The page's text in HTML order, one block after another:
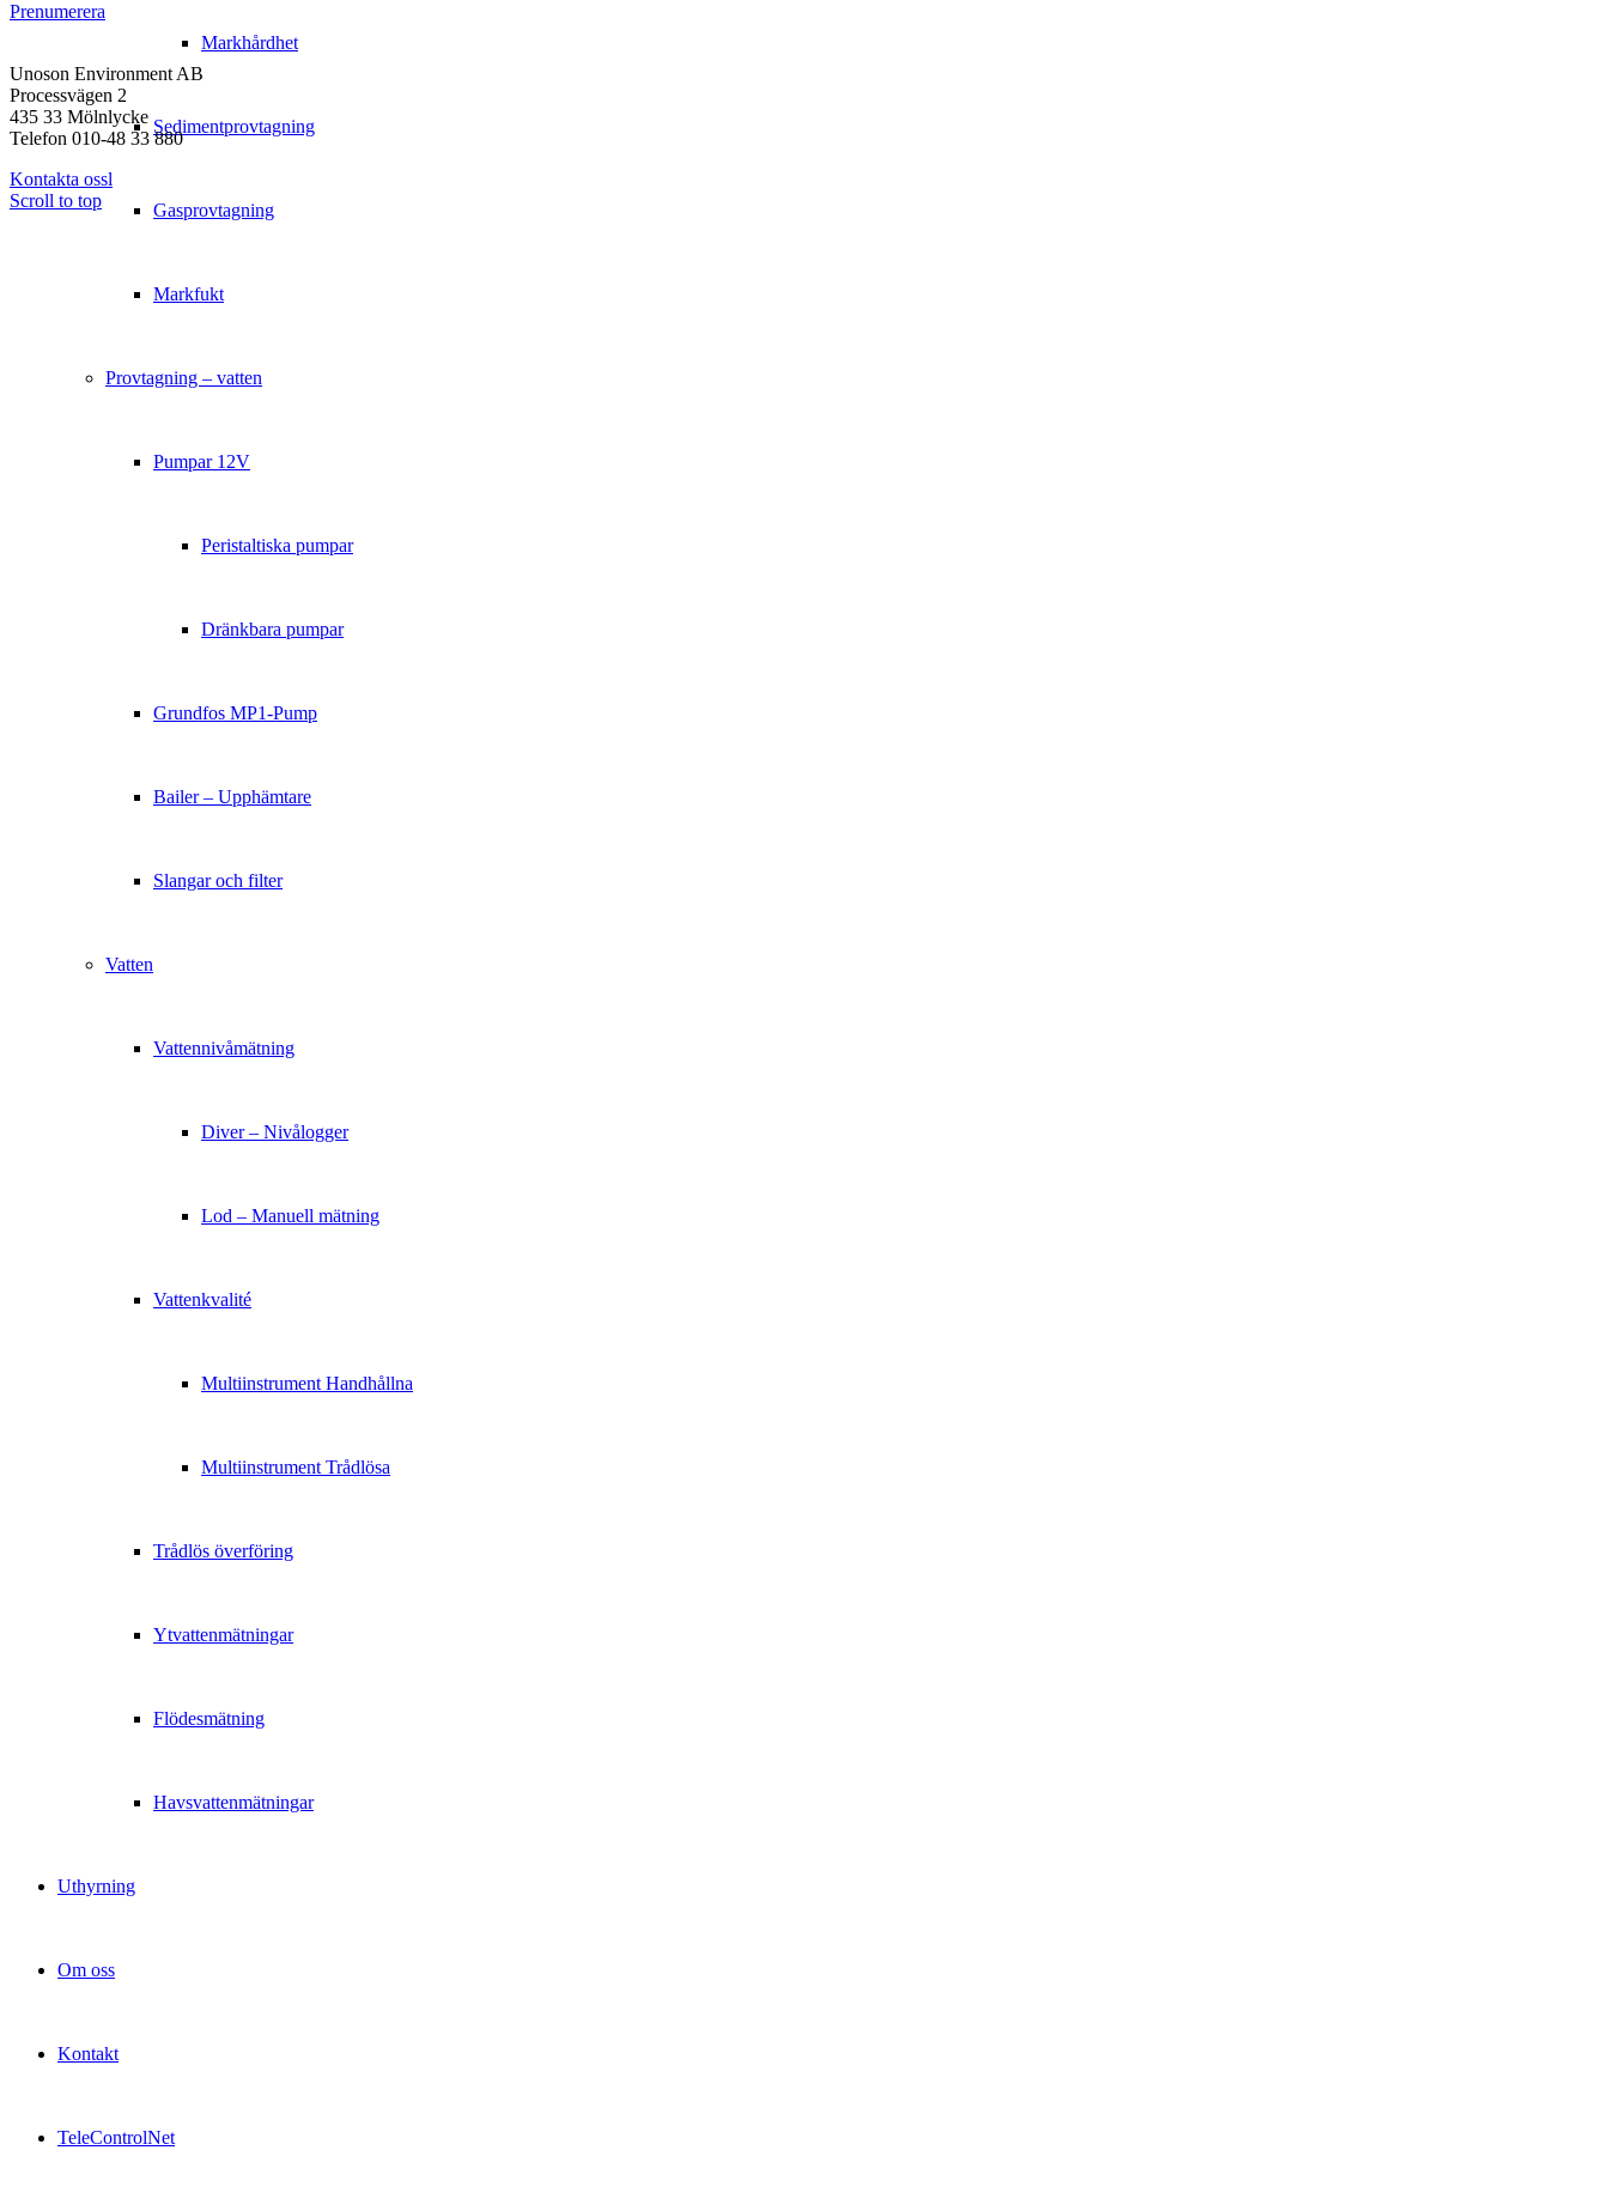
Markhårdhet
Sedimentprovtagning
Gasprovtagning
Markfukt
Provtagning – vatten
Pumpar 12V
Peristaltiska pumpar
Dränkbara pumpar
Grundfos MP1-Pump
Bailer – Upphämtare
Slangar och filter
Vatten
Vattennivåmätning
Diver – Nivålogger
Lod – Manuell mätning
Vattenkvalité
Multiinstrument Handhållna
Multiinstrument Trådlösa
Trådlös överföring
Ytvattenmätningar
Flödesmätning
Havsvattenmätningar
Uthyrning
Om oss
Kontakt
TeleControlNet
Prenumerera
Unoson Environment AB
Processvägen 2
435 33 Mölnlycke
Telefon 010-48 33 880
Kontakta ossl
Scroll to top